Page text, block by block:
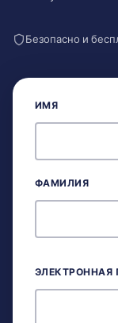
Безопасно и
ИМЯ
ФАМИЛИЯ
ЭЛЕКТРОННАЯ